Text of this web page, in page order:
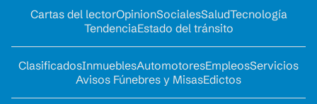
Cartas del lectorOpinionSocialesSaludTecnología
TendenciaEstado del tránsito
ClasificadosInmueblesAutomotoresEmpleosServicios
Avisos Fúnebres y MisasEdictos